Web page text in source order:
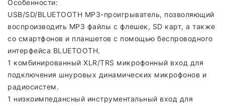
Особенности:
USB/SD/BLUETOOTH MP3-проигрыватель, позволяющий
воспроизводить MP3 файлы с флешек, SD карт, а также
со смартфонов и планшетов с помощью беспроводного
интерфейса BLUETOOTH.
1 комбинированный XLR/TRS микрофонный вход для
подключения шнуровых динамических микрофонов и
радиосистем.
1 низкоимпедансный инструментальный вход для